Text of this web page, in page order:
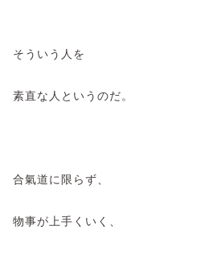
そういう人を
素直な人というのだ。
合氣道に限らず、
物事が上手くいく、